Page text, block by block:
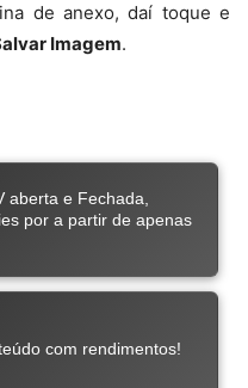
de anexo, daí toque e
Imagem.